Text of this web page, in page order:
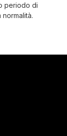
periodo di